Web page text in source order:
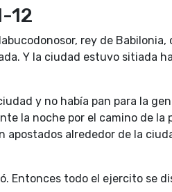
12
rey de Babilonia,
Y la ciudad estuvo sitiada
y no había pan para la
la noche por el camino de la
apostados alrededor de la
Entonces todo el ejercito se